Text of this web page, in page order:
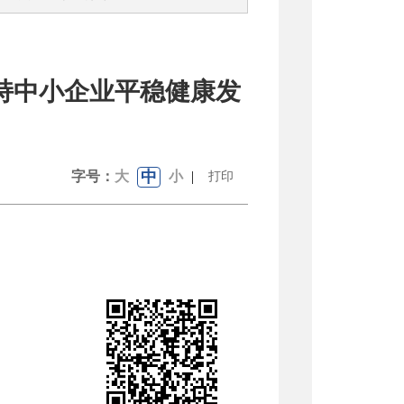
中小企业平稳健康发
字号： 大 中 小 | 打印